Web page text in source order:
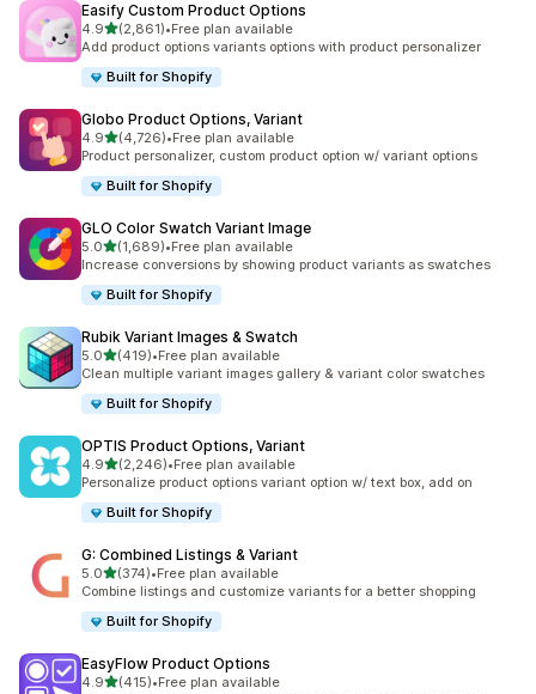
Easify Custom Product Options
4.9เต็ม 5 ดาว
(2,861)
ทั้งหมด 2861 รีวิว
•Free plan available
Add product options variants options with product personalizer
Built for Shopify
Globo Product Options, Variant
4.9เต็ม 5 ดาว
(4,726)
ทั้งหมด 4726 รีวิว
•Free plan available
Product personalizer, custom product option w/ variant options
Built for Shopify
GLO Color Swatch Variant Image
5.0เต็ม 5 ดาว
(1,689)
ทั้งหมด 1689 รีวิว
•Free plan available
Increase conversions by showing product variants as swatches
Built for Shopify
Rubik Variant Images & Swatch
5.0เต็ม 5 ดาว
(419)
ทั้งหมด 419 รีวิว
•Free plan available
Clean multiple variant images gallery & variant color swatches
Built for Shopify
OPTIS Product Options, Variant
4.9เต็ม 5 ดาว
(2,246)
ทั้งหมด 2246 รีวิว
•Free plan available
Personalize product options variant option w/ text box, add on
Built for Shopify
G: Combined Listings & Variant
5.0เต็ม 5 ดาว
(374)
ทั้งหมด 374 รีวิว
•Free plan available
Combine listings and customize variants for a better shopping
Built for Shopify
EasyFlow Product Options
4.9เต็ม 5 ดาว
(415)
ทั้งหมด 415 รีวิว
•Free plan available